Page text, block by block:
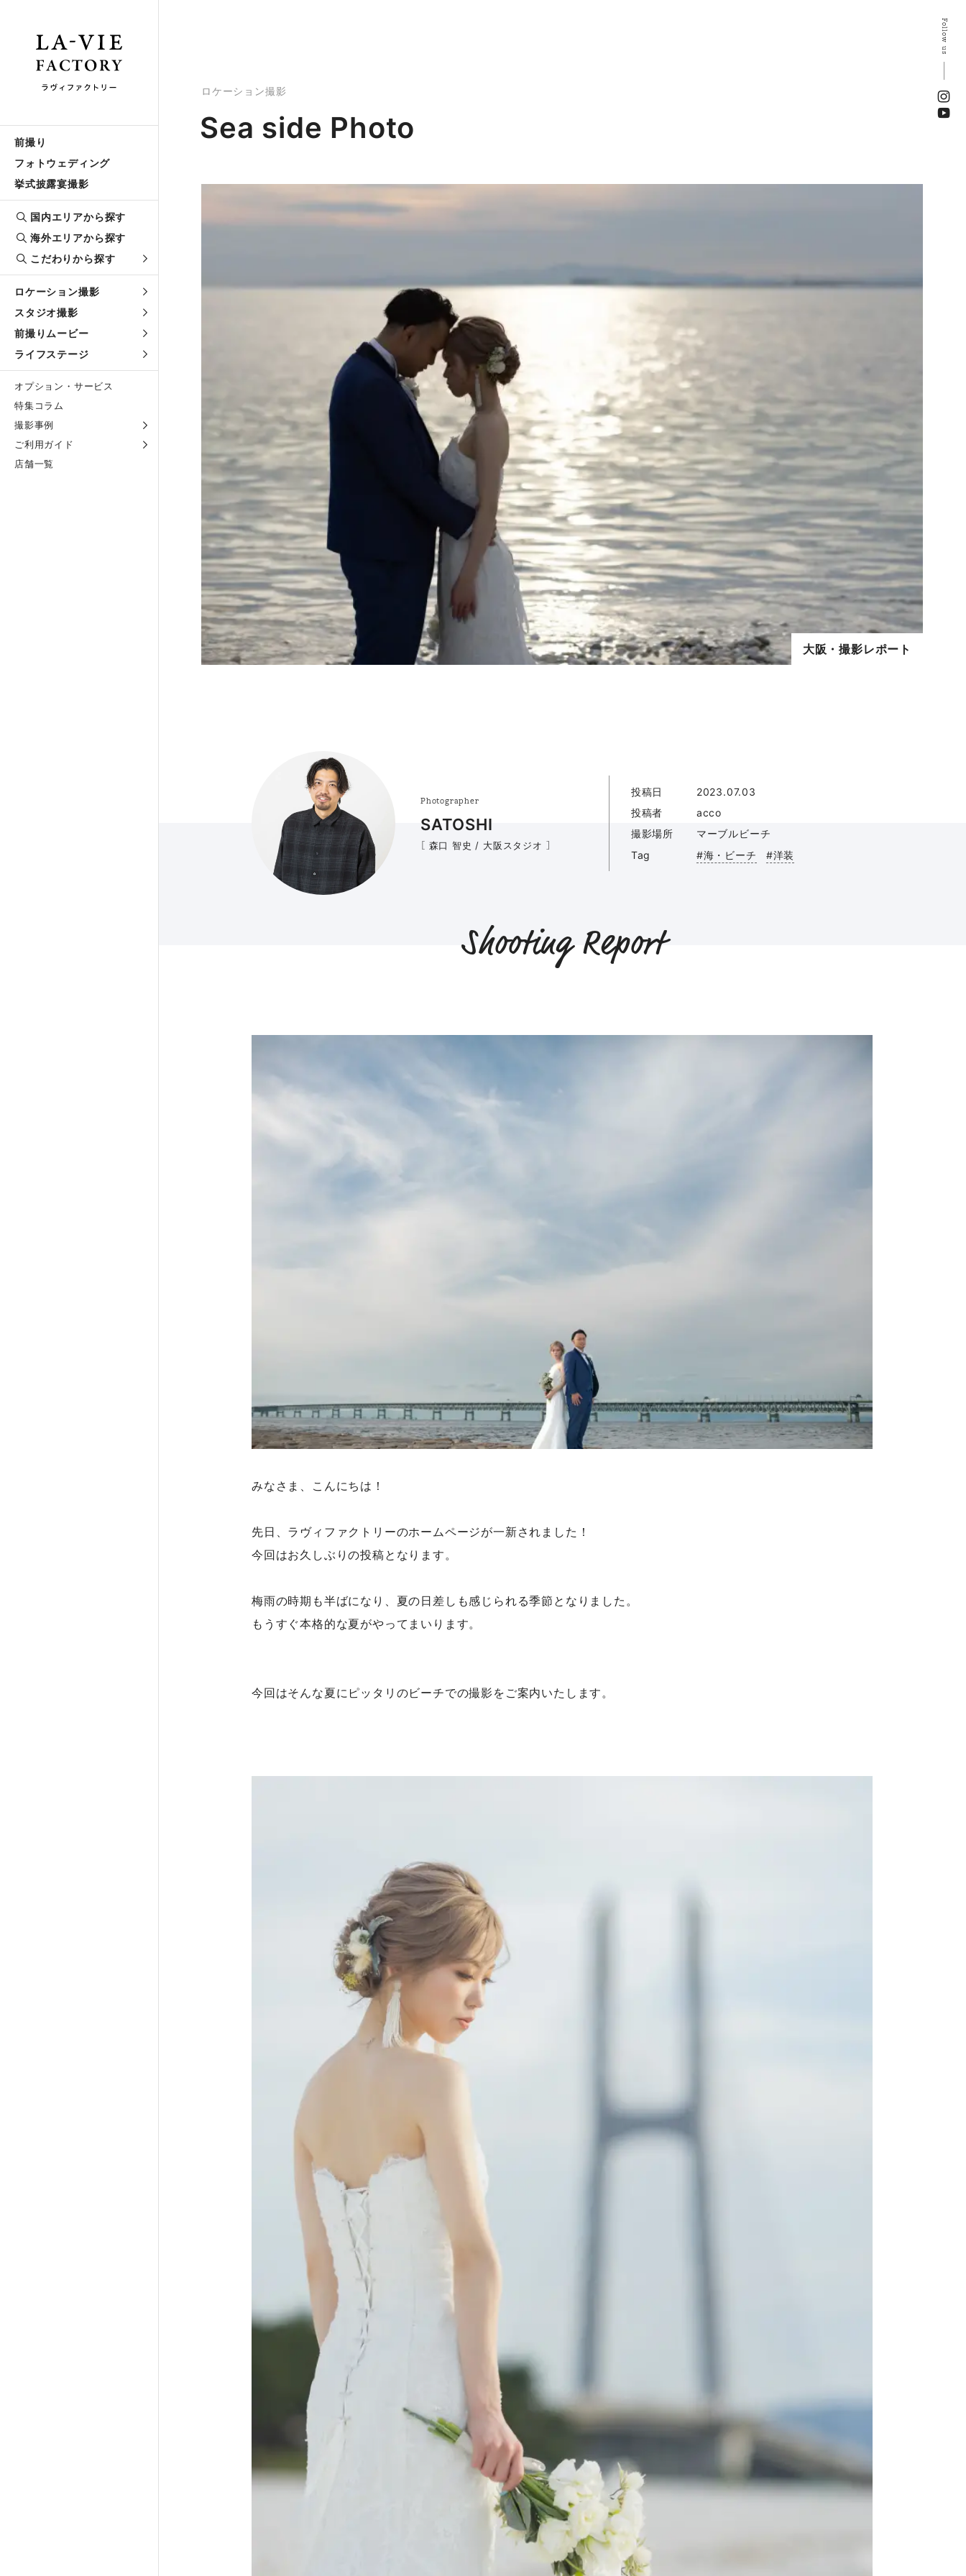
前撮り
フォトウェディング
挙式披露宴撮影
国内エリアから探す
海外エリアから探す
こだわりから探す
ロケーション撮影
スタジオ撮影
前撮りムービー
ライフステージ
オプション・サービス
特集コラム
撮影事例
ご利用ガイド
店舗一覧
ロケーション撮影
Sea side Photo
大阪・撮影レポート
Follow us
Photographer
SATOSHI
［ 森口 智史 / 大阪スタジオ ］
投稿日
2023.07.03
投稿者
acco
撮影場所
マーブルビーチ
Tag
#海・ビーチ #洋装
Shooting Report
みなさま、こんにちは！
先日、ラヴィファクトリーのホームページが一新されました！
今回はお久しぶりの投稿となります。
梅雨の時期も半ばになり、夏の日差しも感じられる季節となりました。
もうすぐ本格的な夏がやってまいります。
今回はそんな夏にピッタリのビーチでの撮影をご案内いたします。